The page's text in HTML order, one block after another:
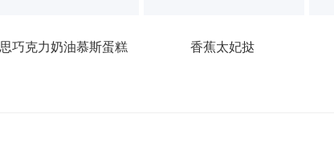
巧克力奶油慕斯蛋糕 香蕉太妃挞